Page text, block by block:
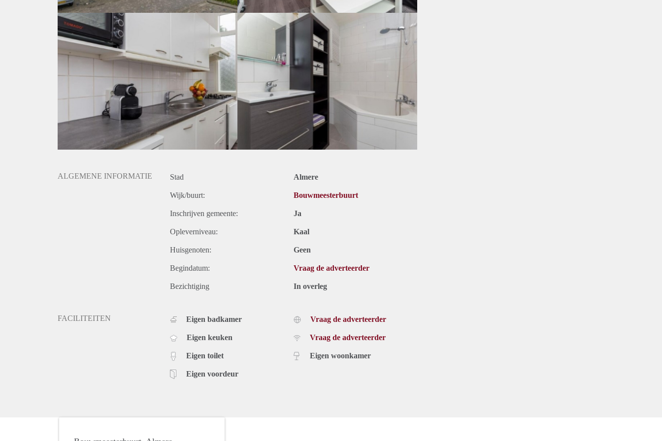
ALGEMENE INFORMATIE Stad Almere
Wijk/buurt: Bouwmeesterbuurt
Inschrijven gemeente: Ja
Opleverniveau: Kaal
Huisgenoten: Geen
Begindatum: Vraag de adverteerder
Bezichtiging In overleg
FACILITEITEN Eigen badkamer
Eigen keuken
Eigen toilet
Eigen voordeur
Vraag de adverteerder
Vraag de adverteerder
Eigen woonkamer